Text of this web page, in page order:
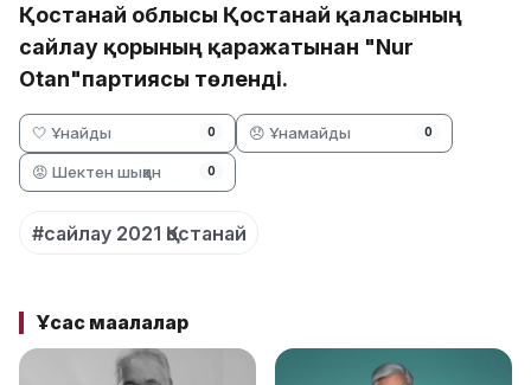
Қостанай облысы Қостанай қаласының
сайлау қорының қаражатынан "Nur
Otan"партиясы төленді.
🤍 Ұнайды 0 😞 Ұнамайды 0
😡 Шектен шыққан 0
#сайлау 2021 Қостанай
Ұқсас мақалалар